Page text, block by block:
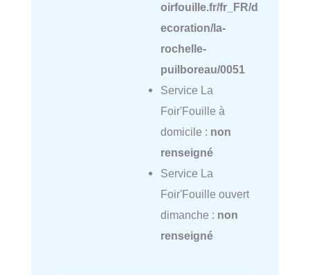
oirfouille.fr/fr_FR/d
ecoration/la-
rochelle-
puilboreau/0051
Service La
Foir'Fouille à
domicile : non
renseigné
Service La
Foir'Fouille ouvert
dimanche : non
renseigné